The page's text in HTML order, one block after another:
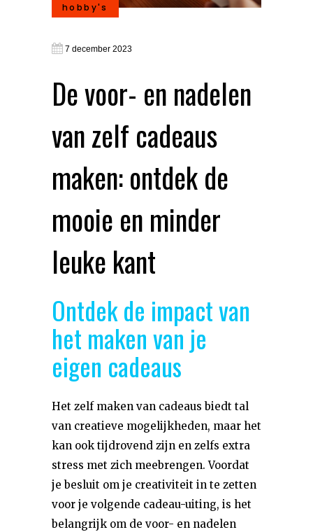
hobby's
7 december 2023
De voor- en nadelen
van zelf cadeaus
maken: ontdek de
mooie en minder
leuke kant
Ontdek de impact van
het maken van je
eigen cadeaus
Het zelf maken van cadeaus biedt tal
van creatieve mogelijkheden, maar het
kan ook tijdrovend zijn en zelfs extra
stress met zich meebrengen. Voordat
je besluit om je creativiteit in te zetten
voor je volgende cadeau-uiting, is het
belangrijk om de voor- en nadelen